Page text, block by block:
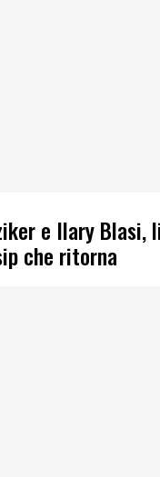
e Ilary Blasi,
che ritorna